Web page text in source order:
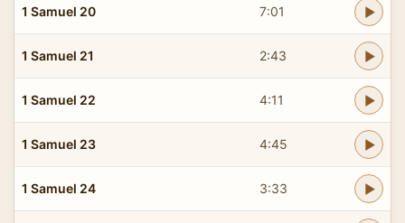
1 Samuel 20 7:01
1 Samuel 21 2:43
1 Samuel 22 4:11
1 Samuel 23 4:45
1 Samuel 24 3:33